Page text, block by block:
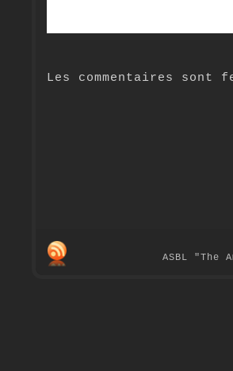
Les commentaires sont
ASBL "The